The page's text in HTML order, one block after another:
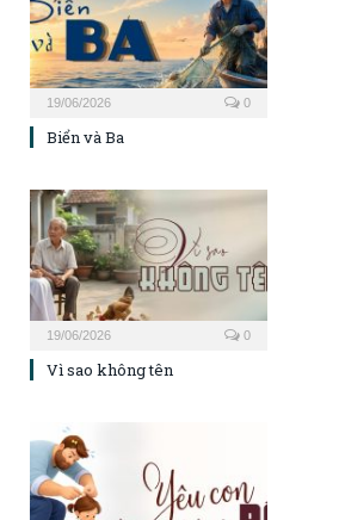
19/06/2026 0
Biển và Ba
19/06/2026 0
Vì sao không tên